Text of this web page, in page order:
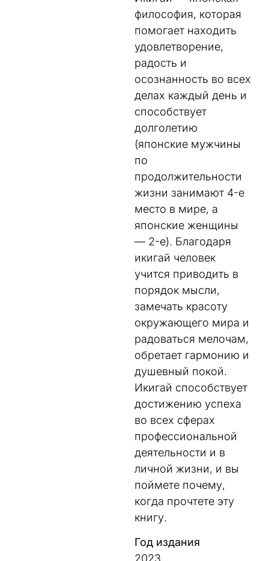
философия, которая
помогает находить
удовлетворение,
радость и
осознанность во всех
делах каждый день и
способствует
долголетию
(японские мужчины
по
продолжительности
жизни занимают 4-е
место в мире, а
японские женщины
— 2-е). Благодаря
икигай человек
учится приводить в
порядок мысли,
замечать красоту
окружающего мира и
радоваться мелочам,
обретает гармонию и
душевный покой.
Икигай способствует
достижению успеха
во всех сферах
профессиональной
деятельности и в
личной жизни, и вы
поймете почему,
когда прочтете эту
книгу.
Год издания